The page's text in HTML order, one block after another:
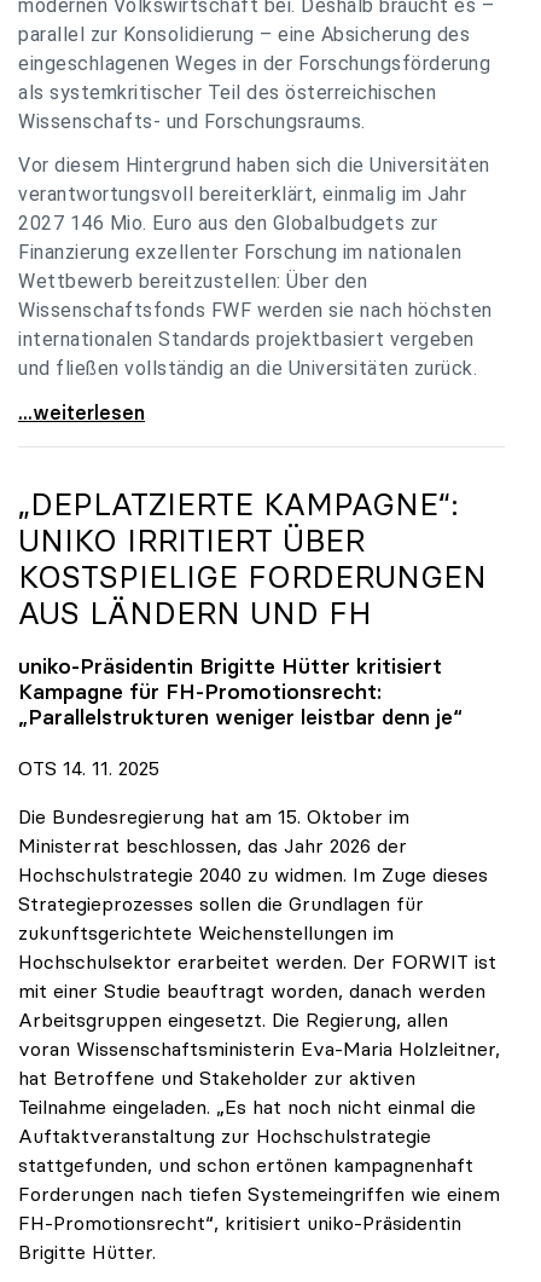
modernen Volkswirtschaft bei. Deshalb braucht es –
parallel zur Konsolidierung – eine Absicherung des
eingeschlagenen Weges in der Forschungsförderung
als systemkritischer Teil des österreichischen
Wissenschafts- und Forschungsraums.
Vor diesem Hintergrund haben sich die Universitäten
verantwortungsvoll bereiterklärt, einmalig im Jahr
2027 146 Mio. Euro aus den Globalbudgets zur
Finanzierung exzellenter Forschung im nationalen
Wettbewerb bereitzustellen: Über den
Wissenschaftsfonds FWF werden sie nach höchsten
internationalen Standards projektbasiert vergeben
und fließen vollständig an die Universitäten zurück.
Gemeinsam für einen starken Wissenschafts- und
...weiterlesen
„DEPLATZIERTE KAMPAGNE“:
UNIKO IRRITIERT ÜBER
KOSTSPIELIGE FORDERUNGEN
AUS LÄNDERN UND FH
uniko-Präsidentin Brigitte Hütter kritisiert
Kampagne für FH-Promotionsrecht:
„Parallelstrukturen weniger leistbar denn je“
OTS 14. 11. 2025
Die Bundesregierung hat am 15. Oktober im
Ministerrat beschlossen, das Jahr 2026 der
Hochschulstrategie 2040 zu widmen. Im Zuge dieses
Strategieprozesses sollen die Grundlagen für
zukunftsgerichtete Weichenstellungen im
Hochschulsektor erarbeitet werden. Der FORWIT ist
mit einer Studie beauftragt worden, danach werden
Arbeitsgruppen eingesetzt. Die Regierung, allen
voran Wissenschaftsministerin Eva-Maria Holzleitner,
hat Betroffene und Stakeholder zur aktiven
Teilnahme eingeladen. „Es hat noch nicht einmal die
Auftaktveranstaltung zur Hochschulstrategie
stattgefunden, und schon ertönen kampagnenhaft
Forderungen nach tiefen Systemeingriffen wie einem
FH-Promotionsrecht“, kritisiert uniko-Präsidentin
Brigitte Hütter.